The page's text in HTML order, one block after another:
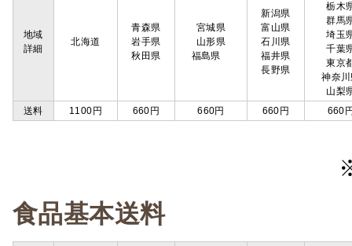
地域
詳細
北海道
青森県
岩手県
秋田県
宮城県
山形県
福島県
新潟県
富山県
石川県
福井県
長野県
栃木
群馬
埼玉
千葉
東京
神奈
山梨
送料
1100円 660円 660円 660円 660
食品基本送料